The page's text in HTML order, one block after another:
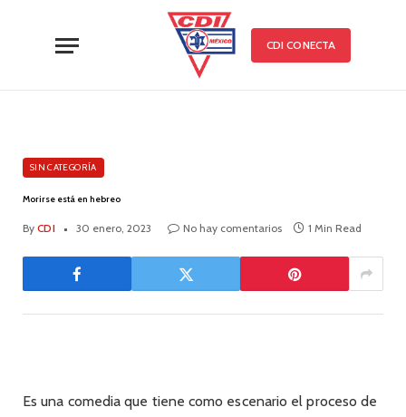
CDI CONECTA
SIN CATEGORÍA
Morirse está en hebreo
By CDI 30 enero, 2023 No hay comentarios 1 Min Read
Es una comedia que tiene como escenario el proceso de